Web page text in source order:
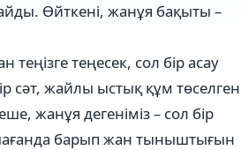
Өйткені, жанұя бақыты –
теңесек, сол бір асау
жайлы ыстық құм төселген
жанұя дегеніміз – сол бір
барып жан тыныштығын